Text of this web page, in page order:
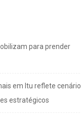
para prender
em Itu reflete cenário
estratégicos